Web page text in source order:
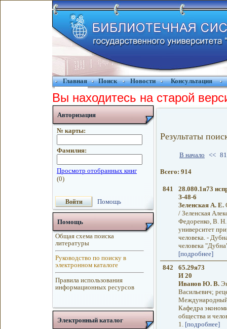
Главная Поиск Новости Консультация
Вы находитесь на старой
Авторизация
№ карты:
Фамилия:
Помощь
Помощь
Общая схема поиска
литературы
Руководство по поиску в
электронном каталоге
Правила использования
информационных ресурсов
Электронный каталог
Результаты
В начало <<
Всего: 914
841
28.080.1я73
З-48-6
Зеленская А. Е.
/ Зеленская
Федоренко, В.
университет
человека. -
человека
[подробнее]
842
65.29я73
И 20
Иванов Ю. В.
Васильевич;
Международный
Кафедра
общества и
1. [подробнее]